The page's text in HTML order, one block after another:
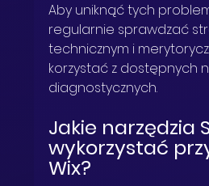
Aby uniknąć tych
regularnie sprawdzać
technicznym i
korzystać z dostępnych
diagnostycznych.
Jakie narzędzia
wykorzystać
Wix?